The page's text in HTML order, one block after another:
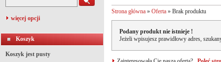
więcej opcji
Koszyk
Koszyk jest pusty
Strona główna » Oferta » Brak produktu
Podany produkt nie istnieje !
Jeżeli wpisujesz prawidłowy adres,